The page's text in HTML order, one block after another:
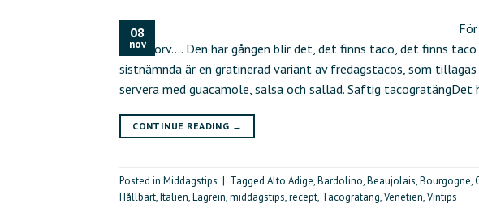
08
nov
finns korv…. Den här gången blir det, det finns taco, det finns
sistnämnda är en gratinerad variant av fredagstacos, som tillagas
servera med guacamole, salsa och sallad. Saftig tacogratängDet
CONTINUE READING →
Posted in Middagstips | Tagged Alto Adige,Bardolino,Beaujolais,Bourgogne,
Hållbart,Italien,Lagrein,middagstips,recept, Tacogratäng,Venetien,Vintips